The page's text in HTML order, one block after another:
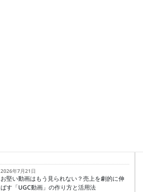
2026年7月21日
お堅い動画はもう見られない？売上を劇的に伸
ばす「UGC動画」の作り方と活用法